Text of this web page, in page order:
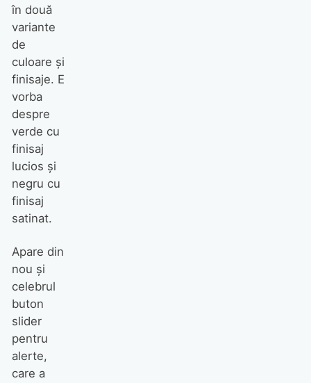
în două
variante
de
culoare şi
finisaje. E
vorba
despre
verde cu
finisaj
lucios şi
negru cu
finisaj
satinat.
Apare din
nou şi
celebrul
buton
slider
pentru
alerte,
care a